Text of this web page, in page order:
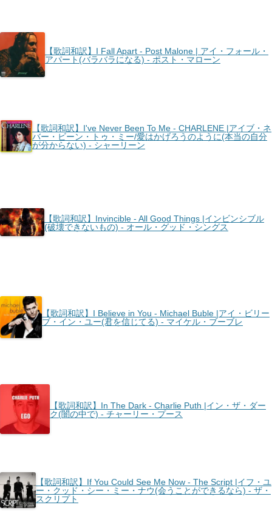
【歌詞和訳】I Fall Apart - Post Malone | アイ・フォール・
アパート(バラバラになる) - ポスト・マローン
【歌詞和訳】I've Never Been To Me - CHARLENE |アイブ・ネ
バー・ビーン・トゥ・ミー/愛はかげろうのように(本当の自分
が分からない) - シャーリーン
【歌詞和訳】Invincible - All Good Things |インビンシブル
(破壊できないもの) - オール・グッド・シングス
【歌詞和訳】I Believe in You - Michael Buble |アイ・ビリー
ブ・イン・ユー(君を信じてる) - マイケル・ブーブレ
【歌詞和訳】In The Dark - Charlie Puth |イン・ザ・ダー
ク(闇の中で) - チャーリー・プース
【歌詞和訳】If You Could See Me Now - The Script |イフ・ユ
ー・クッド・シー・ミー・ナウ(会うことができるなら) - ザ・
スクリプト